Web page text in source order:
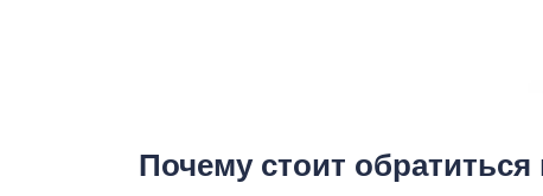
Почему стоит